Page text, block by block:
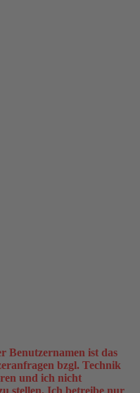
Benutzernamen ist das
bzgl. Technik
und ich nicht